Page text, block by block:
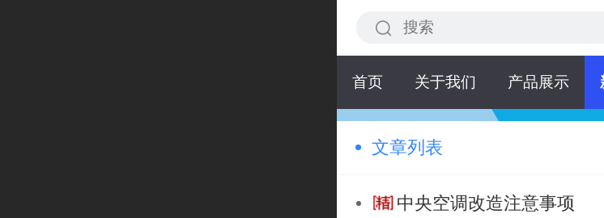
首页 关于我们 产品展示
文章列表
中央空调改造注意事项